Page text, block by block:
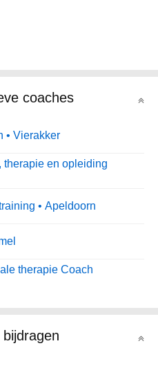
coaches
• Vierakker
therapie en opleiding
• Apeldoorn
therapie Coach